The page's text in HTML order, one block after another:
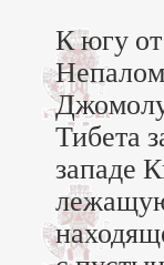
К югу от
Тибета
западе